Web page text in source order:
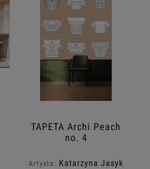
TAPETA Archi Peach
no. 4
Artysta: Katarzyna Jasyk